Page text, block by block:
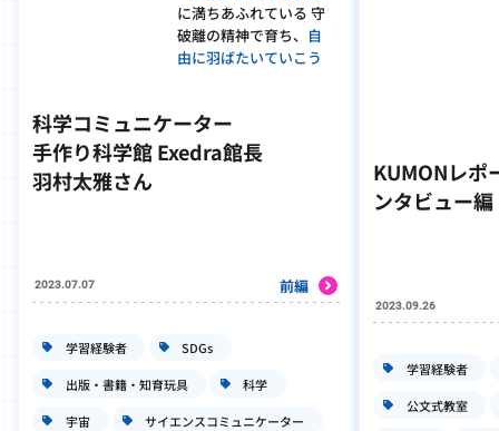
に満ちあふれている 守
破離の精神で育ち、 自
由に羽ばたいていこう
科学コミュニケーター
手作り科学館 Exedra館長
羽村太雅さん
2023.07.07 前編
学習経験者 SDGs
出版・書籍・知育玩具 科学
宇宙 サイエンスコミュニケーター
KUMONレポ
ンタビュー
2023.09.26
学習経験者
公文式教室